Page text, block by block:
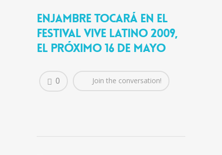
Enjambre tocará en el
Festival Vive Latino 2009,
el próximo 16 de mayo
Join the conversation!
0